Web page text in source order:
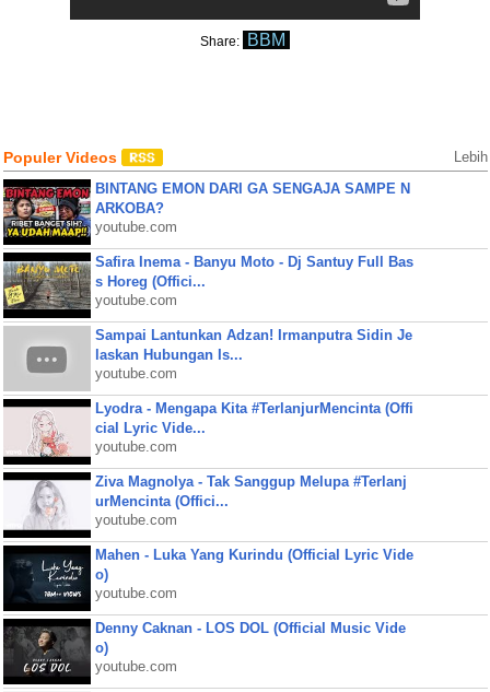
Share: BBM
Populer Videos Lebih
BINTANG EMON DARI GA SENGAJA SAMPE N
ARKOBA?
youtube.com
Safira Inema - Banyu Moto - Dj Santuy Full Bas
s Horeg (Offici...
youtube.com
Sampai Lantunkan Adzan! Irmanputra Sidin Je
laskan Hubungan Is...
youtube.com
Lyodra - Mengapa Kita #TerlanjurMencinta (Offi
cial Lyric Vide...
youtube.com
Ziva Magnolya - Tak Sanggup Melupa #Terlanj
urMencinta (Offici...
youtube.com
Mahen - Luka Yang Kurindu (Official Lyric Vide
o)
youtube.com
Denny Caknan - LOS DOL (Official Music Vide
o)
youtube.com